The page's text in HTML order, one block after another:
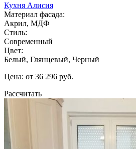
Кухня Алисия
Материал фасада:
Акрил, МДФ
Стиль:
Современный
Цвет:
Белый, Глянцевый, Черный
Цена: от 36 296 руб.
Рассчитать